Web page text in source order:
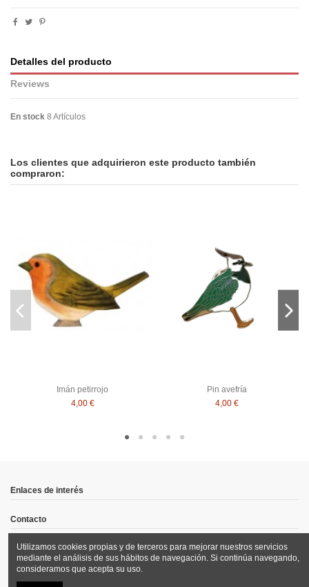
Detalles del producto
Reviews
En stock 8 Artículos
Los clientes que adquirieron este producto también
compraron:
Imán petirrojo
4,00 €
Pin avefría
4,00 €
Enlaces de interés
Contacto
Síguenos
Utilizamos cookies propias y de terceros para mejorar nuestros servicios
mediante el análisis de sus hábitos de navegación. Si continúa navegando,
consideramos que acepta su uso.